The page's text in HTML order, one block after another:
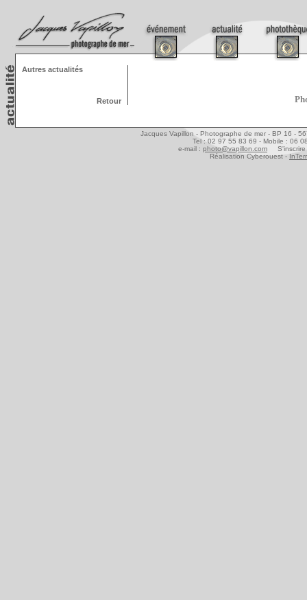
Autres actualités
Retour
Jacques Vapillon - Photographe de mer - BP 16 -
Tel : 02 97 55 83 69 - Mobile : 06
e-mail : photo@vapillon.com S'inscrire
Réalisation Cyberouest -